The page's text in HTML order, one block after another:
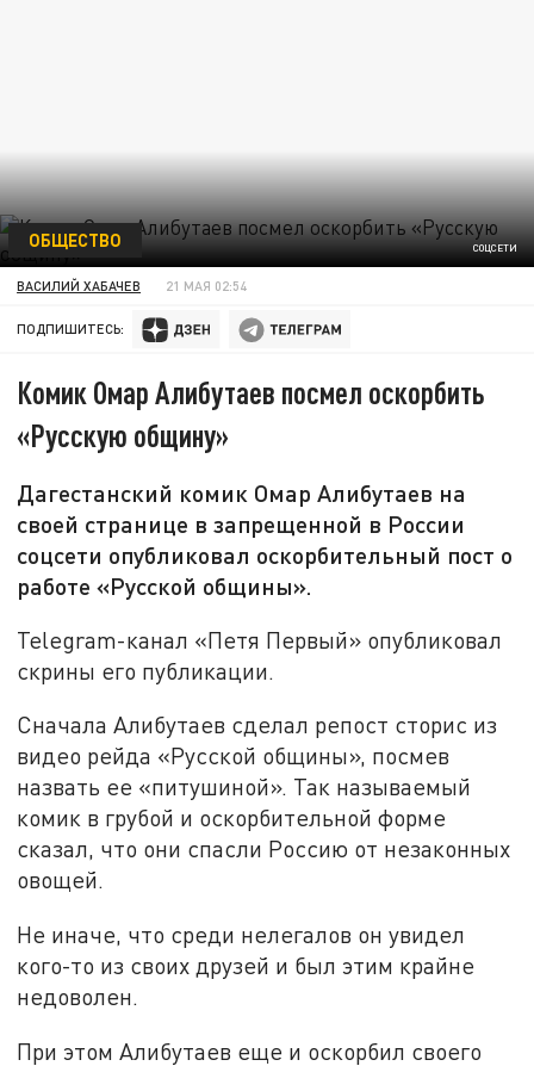
СОЦСЕТИ
ОБЩЕСТВО
ВАСИЛИЙ ХАБАЧЕВ 21 МАЯ 02:54
ПОДПИШИТЕСЬ:
Комик Омар Алибутаев посмел оскорбить
«Русскую общину»
Дагестанский комик Омар Алибутаев на
своей странице в запрещенной в России
соцсети опубликовал оскорбительный пост о
работе «Русской общины».
Telegram-канал «Петя Первый» опубликовал
скрины его публикации.
Сначала Алибутаев сделал репост сторис из
видео рейда «Русской общины», посмев
назвать ее «питушиной». Так называемый
комик в грубой и оскорбительной форме
сказал, что они спасли Россию от незаконных
овощей.
Не иначе, что среди нелегалов он увидел
кого-то из своих друзей и был этим крайне
недоволен.
При этом Алибутаев еще и оскорбил своего